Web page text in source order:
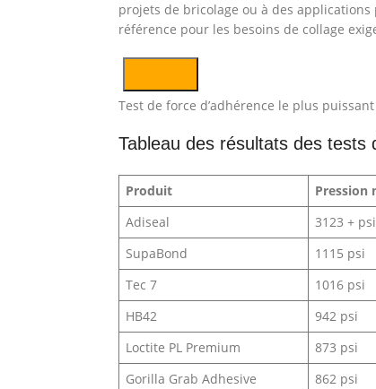
projets de bricolage ou à des applications
référence pour les besoins de collage
Test de force d’adhérence le plus
Tableau des résultats des
Produit
Pression
Adiseal
3123 + psi
SupaBond
1115 psi
Tec 7
1016 psi
HB42
942 psi
Loctite PL Premium
873 psi
Gorilla Grab Adhesive
862 psi